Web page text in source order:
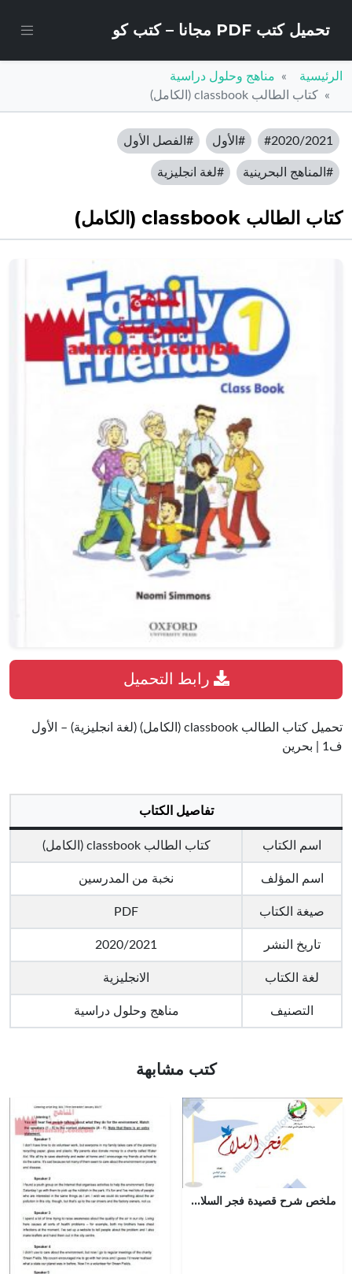
تحميل كتب PDF مجانا – كتب كو
الرئيسية
مناهج وحلول دراسية
كتاب الطالب classbook (الكامل)
#2020/2021 #الأول #الفصل الأول
#المناهج البحرينية #لغة انجليزية
كتاب الطالب classbook (الكامل)
تحميل كتاب الطالب classbook (الكامل) (لغة انجليزية) – الأول
ف1 | بحرين
تفاصيل الكتاب
اسم الكتاب كتاب الطالب classbook (الكامل)
اسم المؤلف نخبة من المدرسين
صيغة الكتاب PDF
تاريخ النشر 2020/2021
لغة الكتاب الانجليزية
التصنيف مناهج وحلول دراسية
كتب مشابهة
ملخص شرح قصيدة فجر السلام (لغة عربية) العاشر